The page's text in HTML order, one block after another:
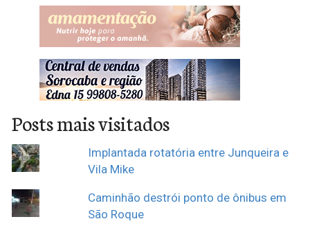
Posts mais visitados
Implantada rotatória entre Junqueira e
Vila Mike
Caminhão destrói ponto de ônibus em
São Roque